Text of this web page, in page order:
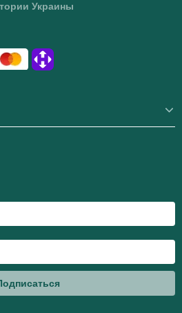
Украины